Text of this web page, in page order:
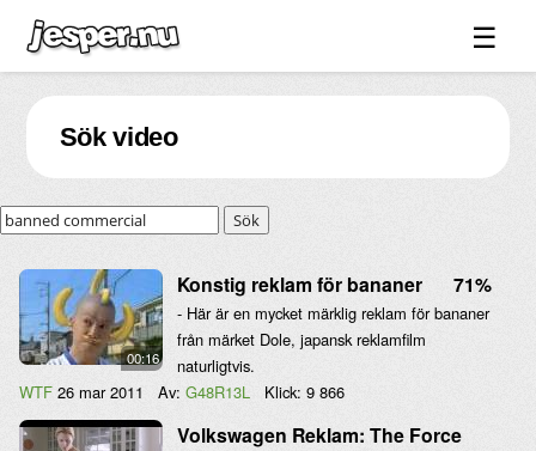
☰
Spel ↓
Bilder ↓
Forum ↓
Länkar
Videos
Blandat ↓
Om sidan ↓
Sök video
Sök
00:16
Konstig reklam för bananer 71%
- Här är en mycket märklig reklam för bananer
från märket Dole, japansk reklamfilm
naturligtvis.
WTF 26 mar 2011 Av: G48R13L Klick: 9 866
Volkswagen Reklam: The Force